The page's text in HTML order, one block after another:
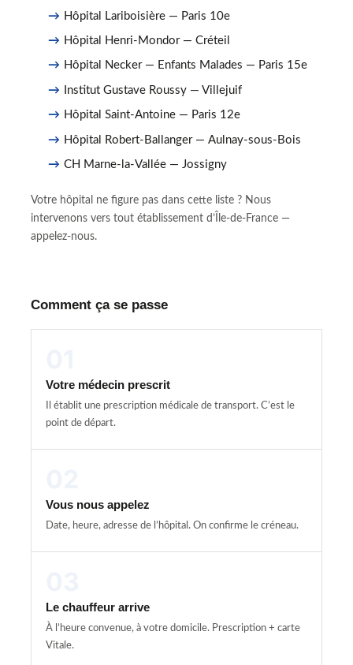
Hôpital Lariboisière — Paris 10e
Hôpital Henri-Mondor — Créteil
Hôpital Necker — Enfants Malades — Paris 15e
Institut Gustave Roussy — Villejuif
Hôpital Saint-Antoine — Paris 12e
Hôpital Robert-Ballanger — Aulnay-sous-Bois
CH Marne-la-Vallée — Jossigny
Votre hôpital ne figure pas dans cette liste ? Nous
intervenons vers tout établissement d’Île-de-France —
appelez-nous.
Comment ça se passe
Votre médecin prescrit
Il établit une prescription médicale de transport. C’est le
point de départ.
Vous nous appelez
Date, heure, adresse de l’hôpital. On confirme le créneau.
Le chauffeur arrive
À l’heure convenue, à votre domicile. Prescription + carte
Vitale.